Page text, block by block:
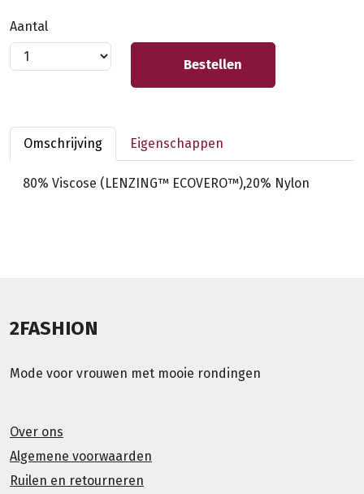
Aantal
Bestellen
Omschrijving Eigenschappen
80% Viscose (LENZING™ ECOVERO™),20% Nylon
2FASHION
Mode voor vrouwen met mooie rondingen
Over ons
Algemene voorwaarden
Ruilen en retourneren